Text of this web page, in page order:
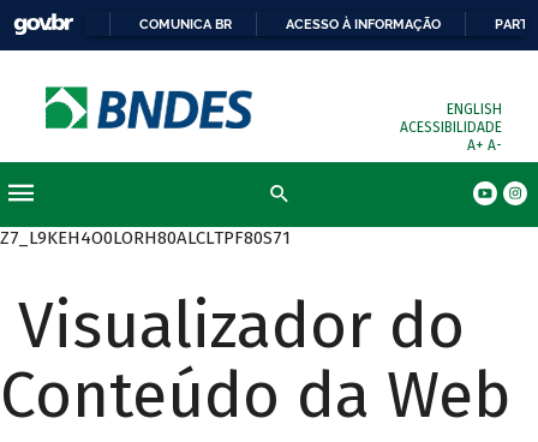
COMUNICA BR ACESSO À INFORMAÇÃO
ENGLISH
ACESSIBILIDADE
A+ A-
Z7_L9KEH4O0LORH80ALCLTPF80S71
Visualizador do
Conteúdo da Web